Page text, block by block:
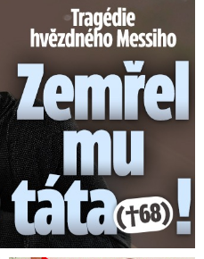
mu táta (†68)!